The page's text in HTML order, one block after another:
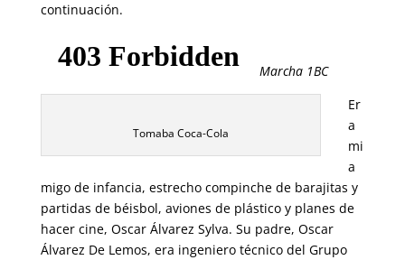
continuación.
Marcha 1BC
Tomaba Coca-Cola
Er
a
mi
a
migo de infancia, estrecho compinche de barajitas y
partidas de béisbol, aviones de plástico y planes de
hacer cine, Oscar Álvarez Sylva. Su padre, Oscar
Álvarez De Lemos, era ingeniero técnico del Grupo